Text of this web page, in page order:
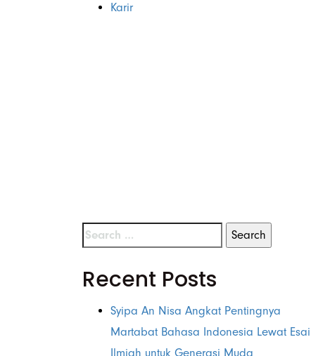
Karir
Recent Posts
Syipa An Nisa Angkat Pentingnya
Martabat Bahasa Indonesia Lewat Esai
Ilmiah untuk Generasi Muda